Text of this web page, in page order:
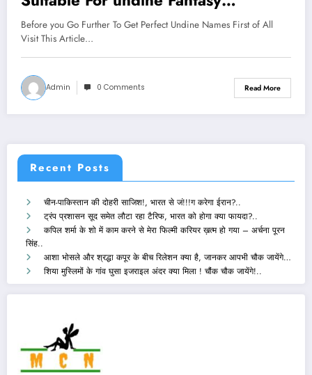
Character
Before you Go Further To Get Perfect Undine Names First of All
Visit This Article…
Admin 0 Comments Read More
Recent Posts
चीन-पाकिस्तान की दोहरी साजिश!, भारत से जं!!!ग करेगा ईरान?..
ट्रंप प्रशासन सूद समेत लौटा रहा टैरिफ, भारत को होगा क्या फायदा?..
कपिल शर्मा के शो में काम करने से मेरा फिल्मी करियर ख़त्म हो गया – अर्चना पूरन
सिंह..
आशा भोसले और श्रद्धा कपूर के बीच रिलेशन क्या है, जानकर आपभी चौक जायेंगे…
शिया मुस्लिमों के गांव घुसा इजराइल अंदर क्या मिला ! चौंक चौक जायेंगे!..